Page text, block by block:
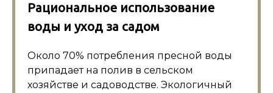
Рациональное использование
воды и уход за садом
Около 70% потребления пресной воды
припадает на полив в сельском
хозяйстве и садоводстве. Экологичный